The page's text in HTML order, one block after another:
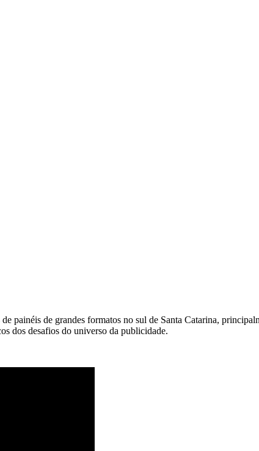
painéis de grandes formatos no sul de Santa Catarina,
dos desafios do universo da publicidade.